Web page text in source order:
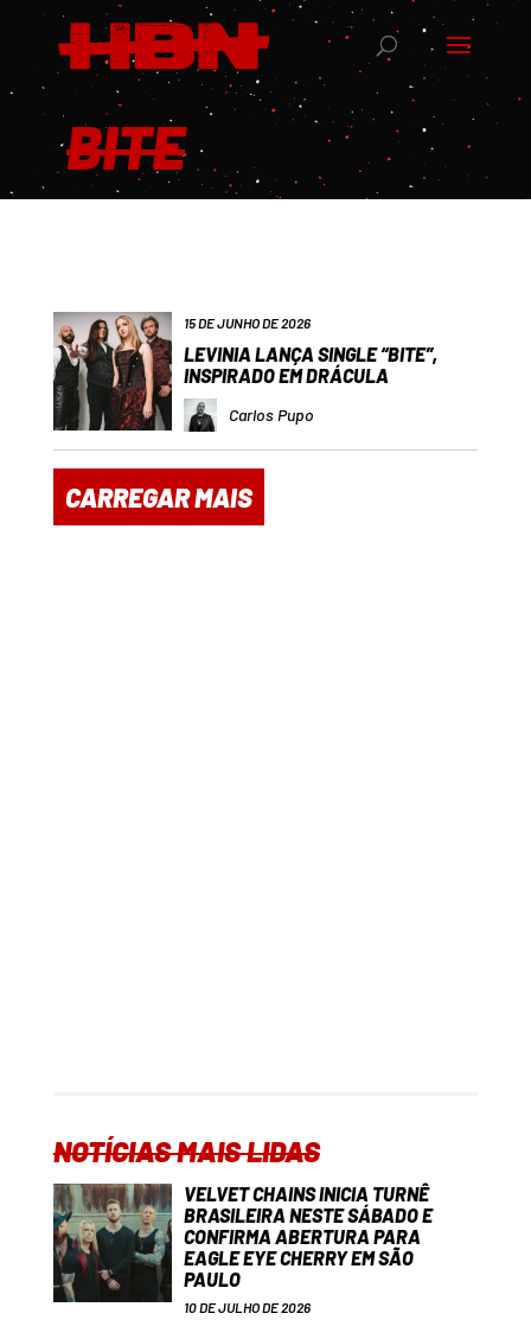
BITE
15 DE JUNHO DE 2026
LEVINIA LANÇA SINGLE “BITE”,
INSPIRADO EM DRÁCULA
Carlos Pupo
CARREGAR MAIS
NOTÍCIAS MAIS LIDAS
VELVET CHAINS INICIA TURNÊ
BRASILEIRA NESTE SÁBADO E
CONFIRMA ABERTURA PARA
EAGLE EYE CHERRY EM SÃO
PAULO
10 DE JULHO DE 2026